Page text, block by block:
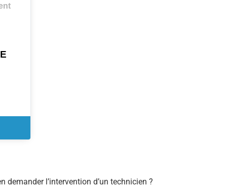
demander l’intervention d’un technicien ?